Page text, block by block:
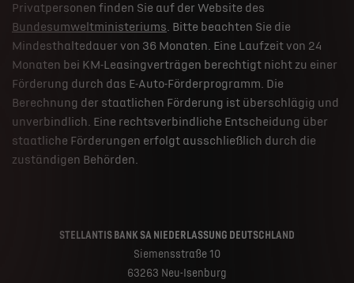
Privatpersonen finden Sie auf der Website des
Bundesumweltministeriums. Bitte beachten Sie die
Mindesthaltedauer von 36 Monaten. Eine Laufzeit von 24
Monaten bei KM-Leasingverträgen berechtigt nicht zu einer
Förderung durch das E-Auto-Förderprogramm. Die
Berechnung der staatlichen Förderung ist überschlägig und
unverbindlich. Eine rechtsverbindliche Entscheidung über
staatliche Förderungen erfolgt ausschließlich durch die
zuständigen Behörden.
STELLANTIS BANK SA NIEDERLASSUNG DEUTSCHLAND
Siemensstraße 10
63263 Neu-Isenburg